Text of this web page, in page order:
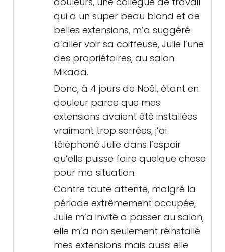
qui a un super beau blond et de
belles extensions, m’a suggéré
d’aller voir sa coiffeuse, Julie l’une
des propriétaires, au salon
Mikada.
Donc, à 4 jours de Noël, étant en
douleur parce que mes
extensions avaient été installées
vraiment trop serrées, j’ai
téléphoné Julie dans l’espoir
qu’elle puisse faire quelque chose
pour ma situation.
Contre toute attente, malgré la
période extrêmement occupée,
Julie m’a invité a passer au salon,
elle m’a non seulement réinstallé
mes extensions mais aussi elle